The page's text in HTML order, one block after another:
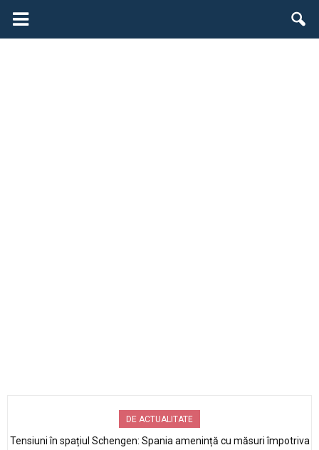
DE ACTUALITATE
Tensiuni în spațiul Schengen: Spania amenință cu măsuri împotriva
Colet declarat fals, verificat la Aeroportul Chișinău: ce au găsit